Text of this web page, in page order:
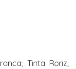
Tinta Roriz;